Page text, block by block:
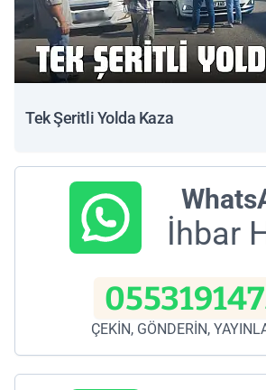
Tek Şeritli Yolda Kaza
İhbar
ÇEKİN, GÖNDERİN,